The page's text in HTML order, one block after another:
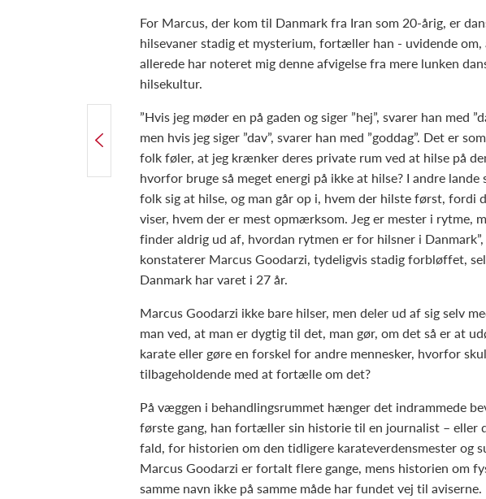
For Marcus, der kom til Danmark fra Iran som 20-årig, er
hilsevaner stadig et mysterium, fortæller han - uvidende om,
allerede har noteret mig denne afvigelse fra mere lunken
hilsekultur.
”Hvis jeg møder en på gaden og siger ”hej”, svarer han med
men hvis jeg siger ”dav”, svarer han med ”goddag”. Det er
folk føler, at jeg krænker deres private rum ved at hilse på
hvorfor bruge så meget energi på ikke at hilse? I andre lande
folk sig at hilse, og man går op i, hvem der hilste først, fordi
viser, hvem der er mest opmærksom. Jeg er mester i rytme,
finder aldrig ud af, hvordan rytmen er for hilsner i Danmark”,
konstaterer Marcus Goodarzi, tydeligvis stadig forbløffet,
Danmark har varet i 27 år.
Marcus Goodarzi ikke bare hilser, men deler ud af sig selv
man ved, at man er dygtig til det, man gør, om det så er at
karate eller gøre en forskel for andre mennesker, hvorfor
tilbageholdende med at fortælle om det?
På væggen i behandlingsrummet hænger det indrammede
første gang, han fortæller sin historie til en journalist – eller
fald, for historien om den tidligere karateverdensmester og
Marcus Goodarzi er fortalt flere gange, mens historien om
samme navn ikke på samme måde har fundet vej til aviserne.
FORRIGE ARTIKEL
Konditionstræning giver demente mentalt og fysisk overskud